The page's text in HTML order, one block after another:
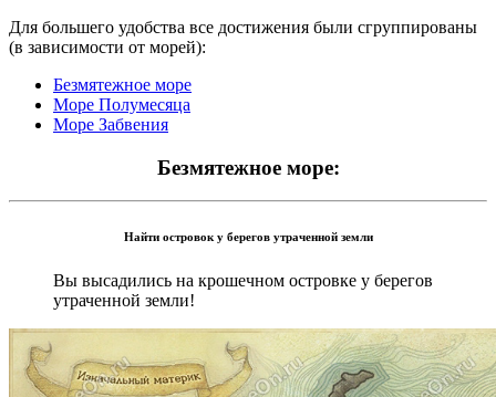
Для большего удобства все достижения были сгруппированы
(в зависимости от морей):
Безмятежное море
Море Полумесяца
Море Забвения
Безмятежное море:
Найти островок у берегов утраченной земли
Вы высадились на крошечном островке у берегов
утраченной земли!